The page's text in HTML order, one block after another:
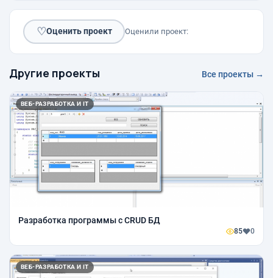
♡Оценить проект Оценили проект:
Другие проекты Все проекты →
ВЕБ-РАЗРАБОТКА И IT
Разработка программы c CRUD БД
85 0
ВЕБ-РАЗРАБОТКА И IT